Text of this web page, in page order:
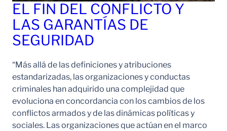
EL FIN DEL CONFLICTO Y
LAS GARANTÍAS DE
SEGURIDAD
“Más allá de las definiciones y atribuciones
estandarizadas, las organizaciones y conductas
criminales han adquirido una complejidad que
evoluciona en concordancia con los cambios de los
conflictos armados y de las dinámicas políticas y
sociales. Las organizaciones que actúan en el marco